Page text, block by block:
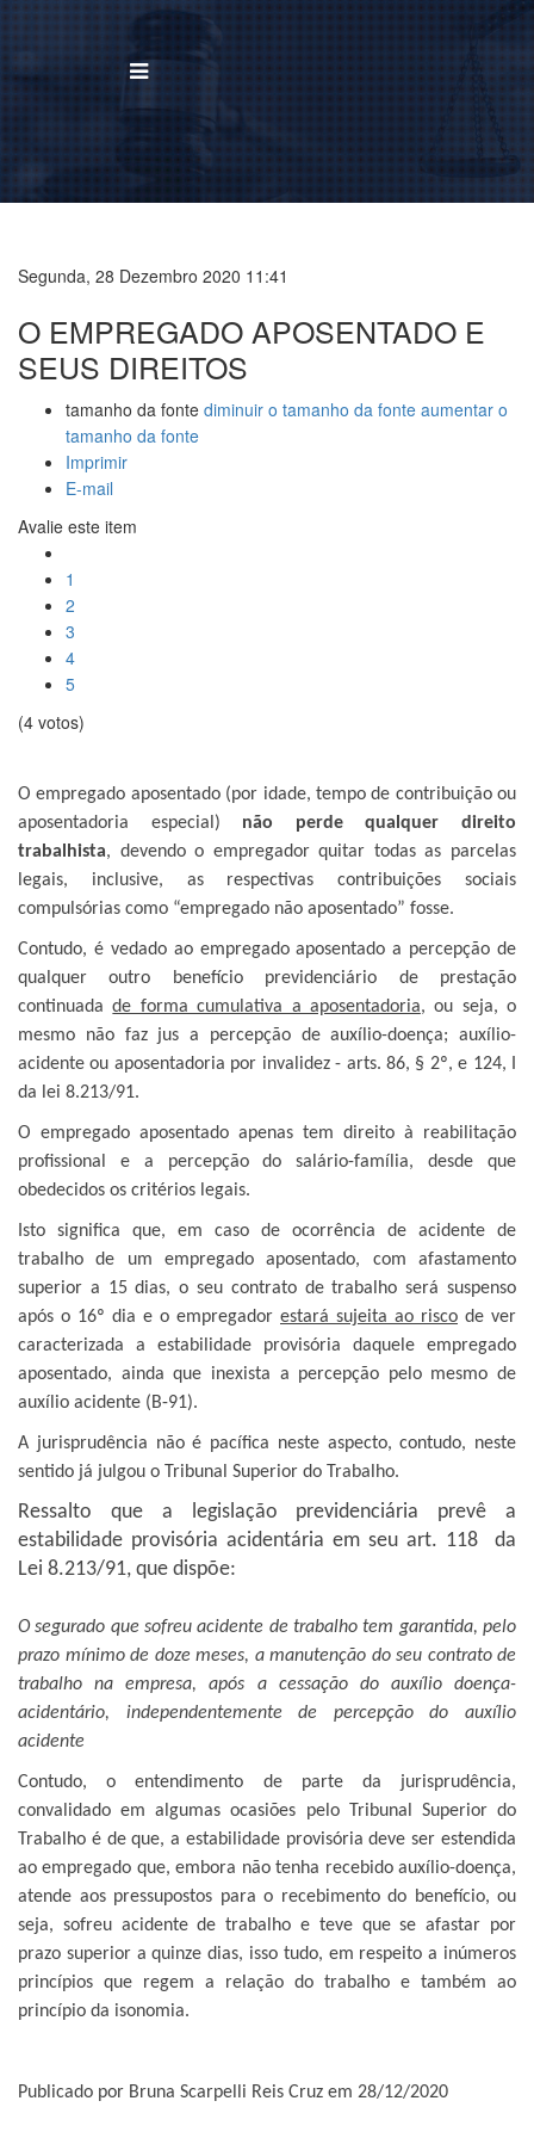
Segunda, 28 Dezembro 2020 11:41
O EMPREGADO APOSENTADO E
SEUS DIREITOS
tamanho da fonte diminuir o tamanho da fonte aumentar o
tamanho da fonte
Imprimir
E-mail
Avalie este item
1
2
3
4
5
(4 votos)
O empregado aposentado (por idade, tempo de contribuição ou
aposentadoria especial) não
perde qualquer direito
trabalhista, devendo o empregador quitar todas as parcelas
legais, inclusive, as respectivas contribuições sociais
compulsórias como “empregado não aposentado” fosse.
Contudo, é vedado ao empregado aposentado a percepção de
qualquer outro benefício previdenciário de prestação
continuadade forma cumulativa a aposentadoria, ou seja, o
mesmo não faz jus a percepção de auxílio-doença; auxílio-
acidente ou aposentadoria por invalidez - arts. 86, § 2º, e 124, I
da lei 8.213/91.
O empregado aposentado apenas tem direito à reabilitação
profissional e a percepção do salário-família, desde que
obedecidos os critérios legais.
Isto significa que, em caso de ocorrência de acidente de
trabalho de um empregado aposentado, com afastamento
superior a 15 dias, o seu contrato de trabalho será suspenso
após o 16º dia e o empregador estará sujeita ao risco de ver
caracterizada a estabilidade provisória daquele empregado
aposentado, ainda que inexista a percepção pelo mesmo de
auxílio acidente (B-91).
A jurisprudência não é pacífica neste aspecto, contudo, neste
sentido já julgou o Tribunal Superior do Trabalho.
Ressalto que a legislação previdenciária prevê a
estabilidade provisória acidentária em seu art. 118 da
Lei 8.213/91, que dispõe:
O segurado que sofreu acidente de trabalho tem garantida, pelo
prazo mínimo de doze meses, a manutenção do seu contrato de
trabalho na empresa, após a cessação do auxílio doença-
acidentário, independentemente de percepção do auxílio
acidente
Contudo, o entendimento de parte da jurisprudência,
convalidado em algumas ocasiões pelo Tribunal Superior do
Trabalho é de que,a estabilidade provisória deve ser estendida
ao empregado que, embora não tenha recebido auxílio-doença,
atende aos pressupostos para o recebimento do benefício, ou
seja, sofreu acidente de trabalho e teve que se afastar por
prazo superior a quinze dias, isso tudo, em respeito a inúmeros
princípios que regem a relação do trabalho e também ao
princípio da isonomia.
Publicado por Bruna Scarpelli Reis Cruz em 28/12/2020
BUSCAR
Institucional
Área de Atuação
Treinamentos
Notícias